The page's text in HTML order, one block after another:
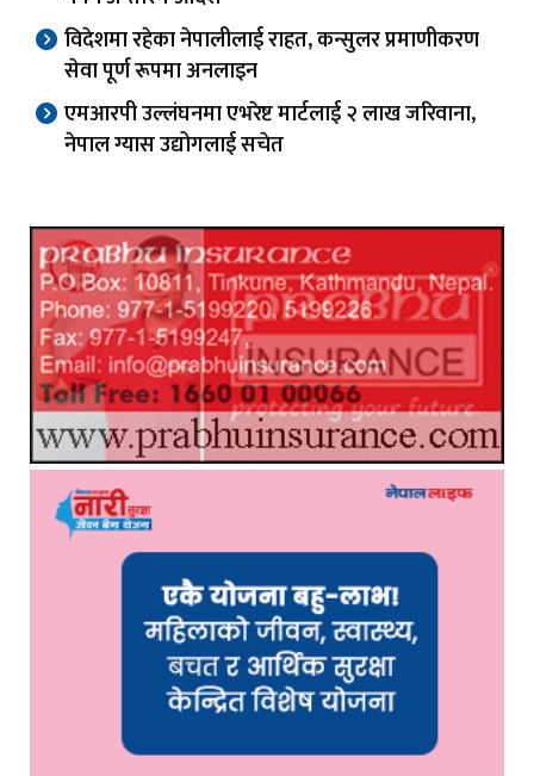
विदेशमा रहेका नेपालीलाई राहत, कन्सुलर प्रमाणीकरण
सेवा पूर्ण रूपमा अनलाइन
एमआरपी उल्लंघनमा एभरेष्ट मार्टलाई २ लाख जरिवाना,
नेपाल ग्यास उद्योगलाई सचेत